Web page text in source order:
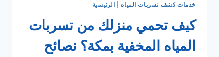
خدمات كشف تسربات المياه| الرئيسية
كيف تحمي منزلك من تسربات
المياه المخفية بمكة؟ نصائح